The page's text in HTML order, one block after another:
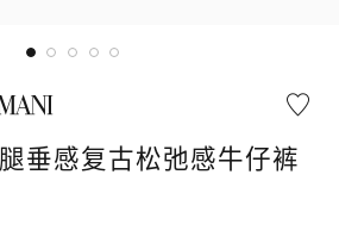
垂感复古松弛感牛仔裤